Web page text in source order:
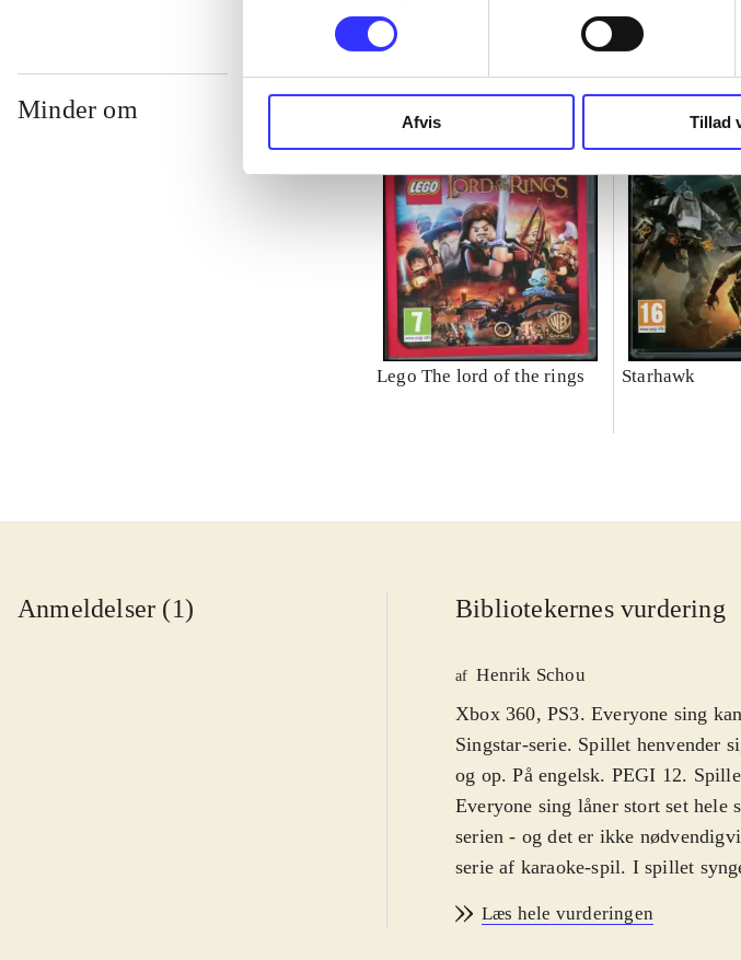
Afvis Tillad
Minder om
Lego The lord of the rings Starhawk
Anmeldelser (1) Bibliotekernes vurdering
af Henrik Schou
Xbox 360, PS3. Everyone sing
Singstar-serie. Spillet henvender
og op. På engelsk. PEGI 12.
Everyone sing låner stort set hele
serien - og det er ikke
serie af karaoke-spil. I spillet
tonen og lejet præcist får de point
Læs hele vurderingen